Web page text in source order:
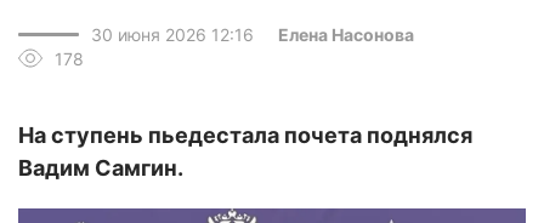
30 июня 2026 12:16
Елена Насонова
178
На ступень пьедестала почета поднялся
Вадим Самгин.